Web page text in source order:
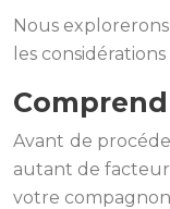
Nous
les
Avant de
autant de
votre